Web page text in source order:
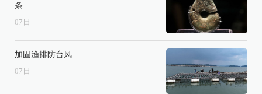
条
07 日
加固渔排防台风
07 日